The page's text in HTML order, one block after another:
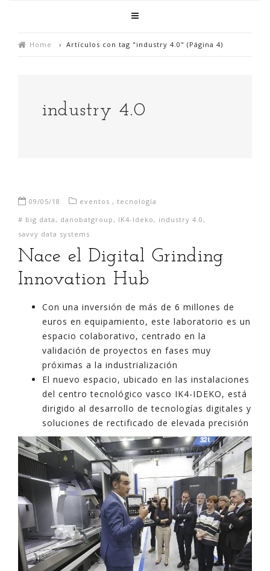
Home › Artículos con tag "industry 4.0" (Página 4)
industry 4.0
09/05/18 eventos , tecnología
# big data , danobatgroup , IK4-Ideko , industry 4.0 ,
savvy data systems
Nace el Digital Grinding
Innovation Hub
Con una inversión de más de 6 millones de
euros en equipamiento, este laboratorio es un
espacio colaborativo, centrado en la
validación de proyectos en fases muy
próximas a la industrialización
El nuevo espacio, ubicado en las instalaciones
del centro tecnológico vasco IK4-IDEKO, está
dirigido al desarrollo de tecnologías digitales y
soluciones de rectificado de elevada precisión